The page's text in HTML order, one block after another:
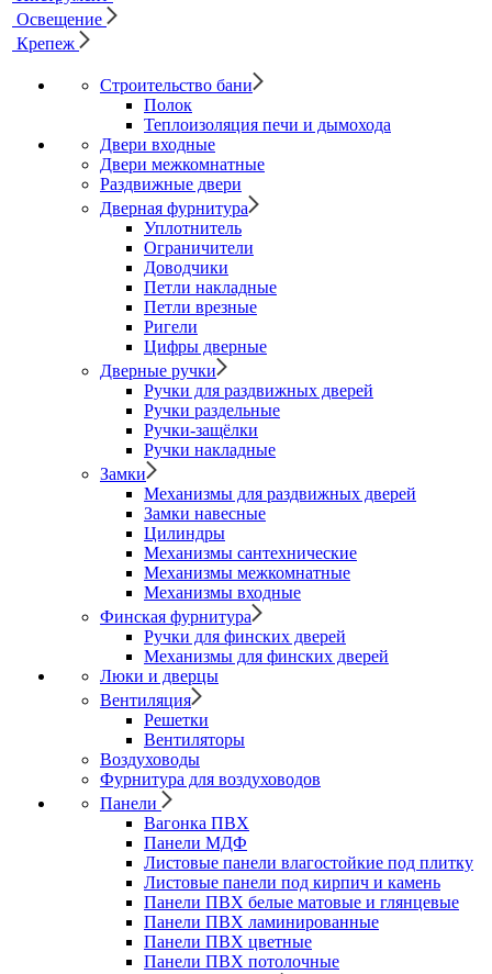
Освещение
Крепеж
Строительство бани
Полок
Теплоизоляция печи и дымохода
Двери входные
Двери межкомнатные
Раздвижные двери
Дверная фурнитура
Уплотнитель
Ограничители
Доводчики
Петли накладные
Петли врезные
Ригели
Цифры дверные
Дверные ручки
Ручки для раздвижных дверей
Ручки раздельные
Ручки-защёлки
Ручки накладные
Замки
Механизмы для раздвижных дверей
Замки навесные
Цилиндры
Механизмы сантехнические
Механизмы межкомнатные
Механизмы входные
Финская фурнитура
Ручки для финских дверей
Механизмы для финских дверей
Люки и дверцы
Вентиляция
Решетки
Вентиляторы
Воздуховоды
Фурнитура для воздуховодов
Панели
Вагонка ПВХ
Панели МДФ
Листовые панели влагостойкие под плитку
Листовые панели под кирпич и камень
Панели ПВХ белые матовые и глянцевые
Панели ПВХ ламинированные
Панели ПВХ цветные
Панели ПВХ потолочные